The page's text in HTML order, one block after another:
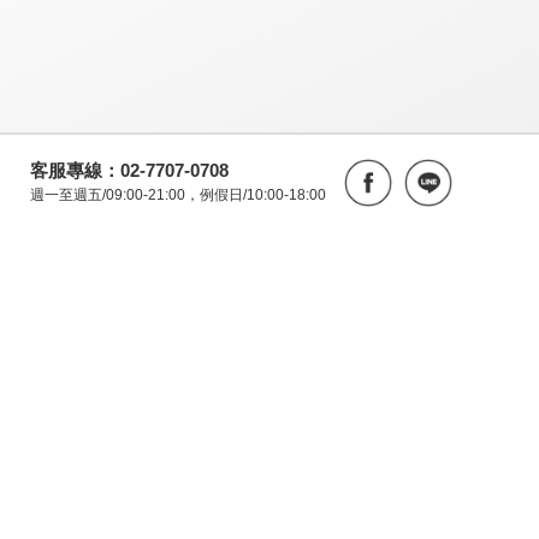
客服專線：02-7707-0708
週一至週五/09:00-21:00，例假日/10:00-18:00